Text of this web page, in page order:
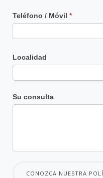
Teléfono / Móvil *
Localidad
Su consulta
CONOZCA NUESTRA